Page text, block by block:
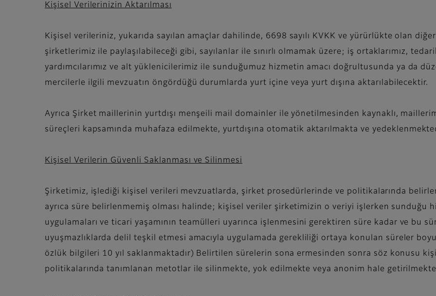
Kişisel Verilerinizin Aktarılması
Kişisel verileriniz, yukarıda sayılan amaçlar dahilinde, 6698 sayılı KVKK ve yürürlükte olan
şirketlerimiz ile paylaşılabileceği gibi, sayılanlar ile sınırlı olmamak üzere; iş ortaklarımız,
yardımcılarımız ve alt yüklenicilerimiz ile sunduğumuz hizmetin amacı doğrultusunda ya da
mercilerle ilgili mevzuatın öngördüğü durumlarda yurt içine veya yurt dışına aktarılabilecektir.
Ayrıca Şirket maillerinin yurtdışı menşeili mail domainler ile yönetilmesinden kaynaklı,
süreçleri kapsamında muhafaza edilmekte, yurtdışına otomatik aktarılmakta ve
Kişisel Verilerin Güvenli Saklanması ve Silinmesi
Şirketimiz, işlediği kişisel verileri mevzuatlarda, şirket prosedürlerinde ve politikalarında
ayrıca süre belirlenmemiş olması halinde; kişisel veriler şirketimizin o veriyi işlerken sunduğu
uygulamaları ve ticari yaşamının teamülleri uyarınca işlenmesini gerektiren süre kadar ve bu
uyuşmazlıklarda delil teşkil etmesi amacıyla uygulamada gerekliliği ortaya konulan süreler
özlük bilgileri 10 yıl saklanmaktadır) Belirtilen sürelerin sona ermesinden sonra söz konusu
politikalarında tanımlanan metotlar ile silinmekte, yok edilmekte veya anonim hale